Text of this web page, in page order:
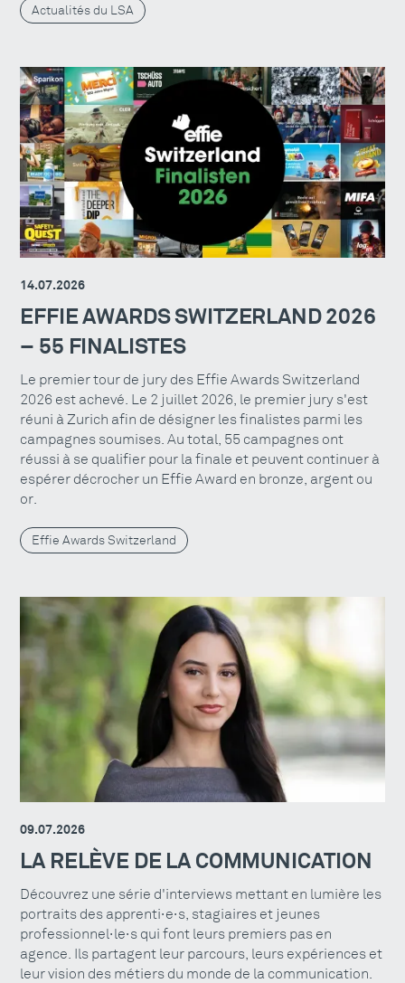
Actualités du LSA
14.07.2026
EFFIE AWARDS SWITZERLAND 2026
– 55 FINALISTES
Le premier tour de jury des Effie Awards Switzerland
2026 est achevé. Le 2 juillet 2026, le premier jury s'est
réuni à Zurich afin de désigner les finalistes parmi les
campagnes soumises. Au total, 55 campagnes ont
réussi à se qualifier pour la finale et peuvent continuer à
espérer décrocher un Effie Award en bronze, argent ou
or.
Effie Awards Switzerland
09.07.2026
LA RELÈVE DE LA COMMUNICATION
Découvrez une série d'interviews mettant en lumière les
portraits des apprenti·e·s, stagiaires et jeunes
professionnel·le·s qui font leurs premiers pas en
agence. Ils partagent leur parcours, leurs expériences et
leur vision des métiers du monde de la communication.